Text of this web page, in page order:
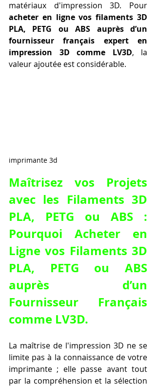
acheter en ligne vos filaments 3D
PLA, PETG ou ABS auprès d’un
fournisseur français expert en
impression 3D comme LV3D, la
valeur ajoutée est considérable.
imprimante 3d
Maîtrisez vos Projets
avec les Filaments 3D
PLA, PETG ou ABS :
Pourquoi Acheter en
Ligne vos Filaments 3D
PLA, PETG ou ABS
auprès d’un
Fournisseur Français
comme LV3D.
La maîtrise de l'impression 3D ne se
limite pas à la connaissance de votre
imprimante ; elle passe avant tout
par la compréhension et la sélection